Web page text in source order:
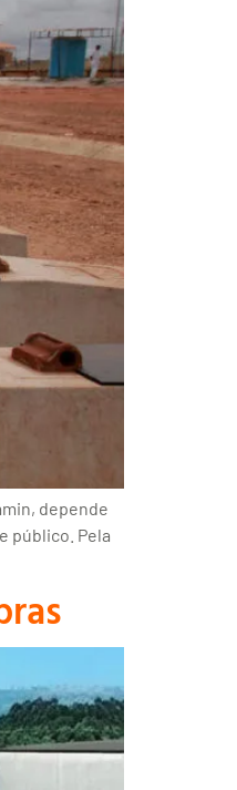
depende
público. Pela